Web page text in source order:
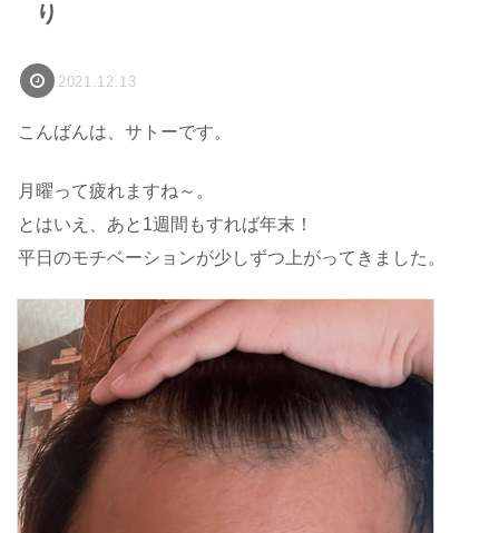
り
2021.12.13
こんばんは、サトーです。
月曜って疲れますね～。
とはいえ、あと1週間もすれば年末！
平日のモチベーションが少しずつ上がってきました。